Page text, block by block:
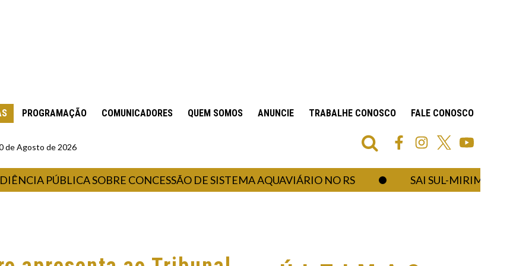
PROGRAMAÇÃO COMUNICADORES QUEM SOMOS ANUNCIE TRABALHE CONOSCO FALE CONOSCO
de Agosto de 2026
PÚBLICA SOBRE CONCESSÃO DE SISTEMA AQUAVIÁRIO NO RS SAI SUL-MIRIM: ANTAQ